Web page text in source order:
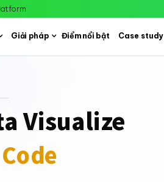
Giải pháp Điểm nổi bật Case study
Visualize